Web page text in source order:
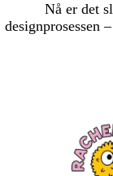
Nå er det
designprosessen